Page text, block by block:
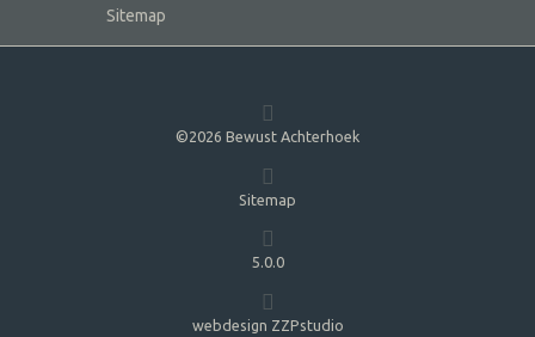
Sitemap
©2026 Bewust Achterhoek
Sitemap
5.0.0
webdesign ZZPstudio